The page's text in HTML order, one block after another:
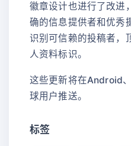
徽章设计也进行了改进
确的信息提供者和优秀
识别可信赖的投稿者，
人资料标识。
这些更新将在Android
球用户推送。
标签